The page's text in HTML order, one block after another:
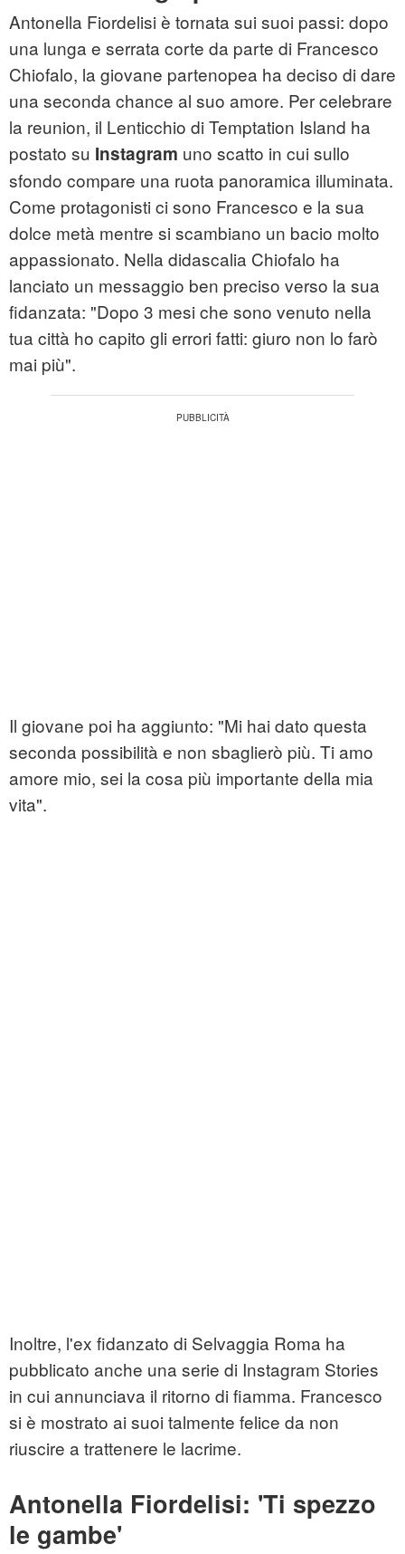
Antonella Fiordelisi è tornata sui suoi passi: dopo
una lunga e serrata corte da parte di Francesco
Chiofalo, la giovane partenopea ha deciso di dare
una seconda chance al suo amore. Per celebrare
la reunion, il Lenticchio di Temptation Island ha
postato su Instagram uno scatto in cui sullo
sfondo compare una ruota panoramica illuminata.
Come protagonisti ci sono Francesco e la sua
dolce metà mentre si scambiano un bacio molto
appassionato. Nella didascalia Chiofalo ha
lanciato un messaggio ben preciso verso la sua
fidanzata: "Dopo 3 mesi che sono venuto nella
tua città ho capito gli errori fatti: giuro non lo farò
mai più".
Il giovane poi ha aggiunto: "Mi hai dato questa
seconda possibilità e non sbaglierò più. Ti amo
amore mio, sei la cosa più importante della mia
vita".
Inoltre, l'ex fidanzato di Selvaggia Roma ha
pubblicato anche una serie di Instagram Stories
in cui annunciava il ritorno di fiamma. Francesco
si è mostrato ai suoi talmente felice da non
riuscire a trattenere le lacrime.
Antonella Fiordelisi: 'Ti spezzo
le gambe'